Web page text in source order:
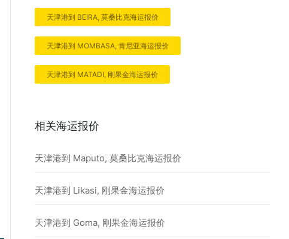
天津港到 BEIRA, 莫桑比克海运报价
天津港到 MOMBASA, 肯尼亚海运报价
天津港到 MATADI, 刚果金海运报价
相关海运报价
天津港到 Maputo, 莫桑比克海运报价
天津港到 Likasi, 刚果金海运报价
天津港到 Goma, 刚果金海运报价